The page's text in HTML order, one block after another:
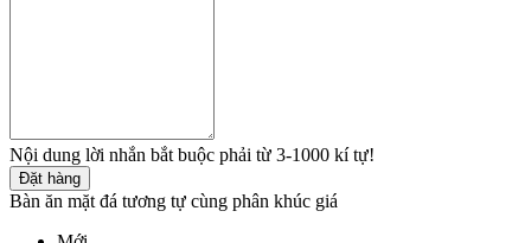
Nội dung lời nhắn bắt buộc phải từ 3-1000 kí tự!
Đặt hàng
Bàn ăn mặt đá tương tự cùng phân khúc giá